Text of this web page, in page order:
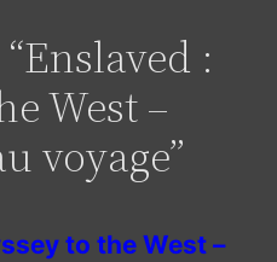
:
West –
voyage”
to the West –